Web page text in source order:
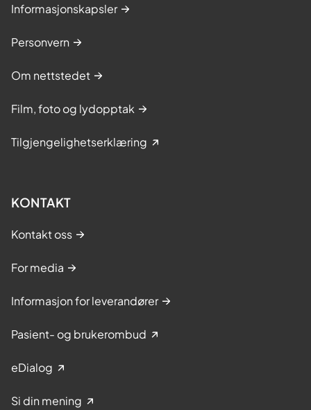
Informasjonskapsler
Personvern
Om nettstedet
Film, foto og lydopptak
Tilgjengelighetserklæring
KONTAKT
Kontakt oss
For media
Informasjon for leverandører
Pasient- og brukerombud
eDialog
Si din mening